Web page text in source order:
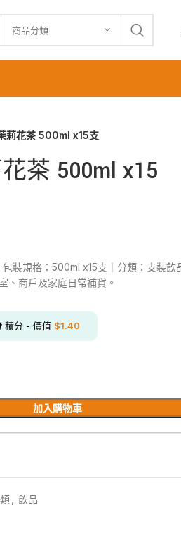
商品分類
莉花茶 500ml x15支
茶 500ml x15
裝規格：500ml x15支｜分類：支裝飲
、商戶及家庭日常補貨。
積分 - 價值 $1.40
加入購物車
, 飲品